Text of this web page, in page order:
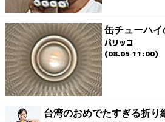
缶チューハ
パリッコ
(08.05 11:00)
台湾のおめでたすぎる折り